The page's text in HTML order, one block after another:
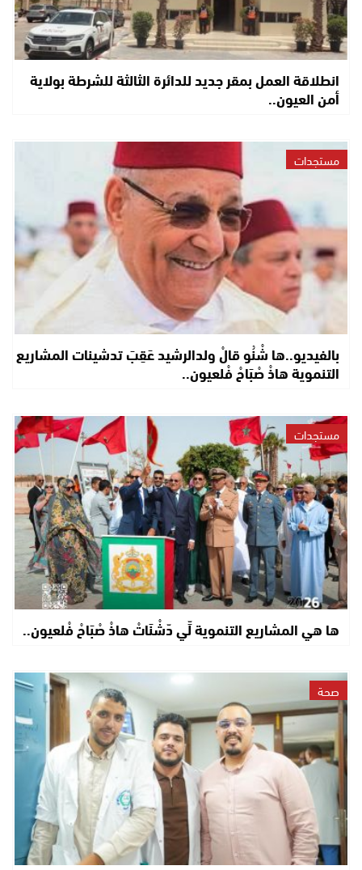
انطلاقة العمل بمقر جديد للدائرة الثالثة للشرطة بولاية
أمن العيون..
مستجدات
بالفيديو..ها شْنُو قالْ ولدالرشيد عَقِبَ تدشينات المشاريع
التنموية هاذْ صْبَاحْ فْلعيون..
مستجدات
ها هي المشاريع التنموية لِّي دّشْنَاتْ هاذْ صْبَاحْ فْلعيون..
صحة